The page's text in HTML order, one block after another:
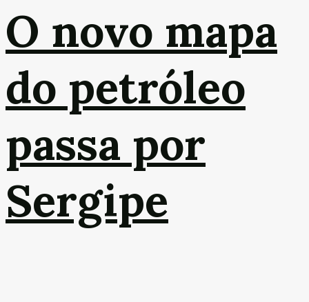
O novo mapa
do petróleo
passa por
Sergipe